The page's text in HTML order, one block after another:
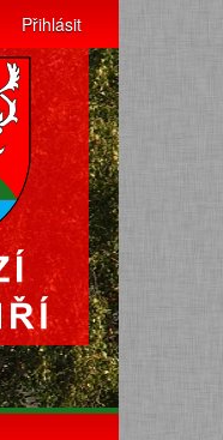
Přihlásit